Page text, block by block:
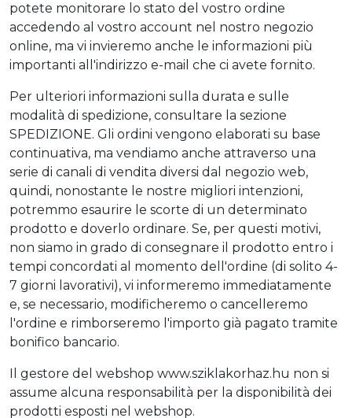
potete monitorare lo stato del vostro ordine
accedendo al vostro account nel nostro negozio
online, ma vi invieremo anche le informazioni più
importanti all'indirizzo e-mail che ci avete fornito.
Per ulteriori informazioni sulla durata e sulle
modalità di spedizione, consultare la sezione
SPEDIZIONE. Gli ordini vengono elaborati su base
continuativa, ma vendiamo anche attraverso una
serie di canali di vendita diversi dal negozio web,
quindi, nonostante le nostre migliori intenzioni,
potremmo esaurire le scorte di un determinato
prodotto e doverlo ordinare. Se, per questi motivi,
non siamo in grado di consegnare il prodotto entro i
tempi concordati al momento dell'ordine (di solito 4-
7 giorni lavorativi), vi informeremo immediatamente
e, se necessario, modificheremo o cancelleremo
l'ordine e rimborseremo l'importo già pagato tramite
bonifico bancario.
Il gestore del webshop www.sziklakorhaz.hu non si
assume alcuna responsabilità per la disponibilità dei
prodotti esposti nel webshop.